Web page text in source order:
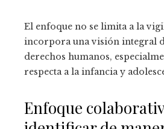
El enfoque no se limita a la
incorpora una visión integral
derechos humanos,
respecta a la infancia y
Enfoque